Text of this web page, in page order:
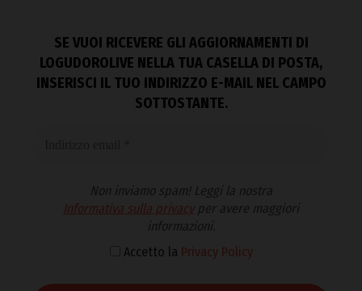
SE VUOI RICEVERE GLI AGGIORNAMENTI DI
LOGUDOROLIVE NELLA TUA CASELLA DI POSTA,
INSERISCI IL TUO INDIRIZZO E-MAIL NEL CAMPO
SOTTOSTANTE.
Non inviamo spam! Leggi la nostra
Informativa sulla privacyper avere maggiori
informazioni.
Accetto la Privacy Policy